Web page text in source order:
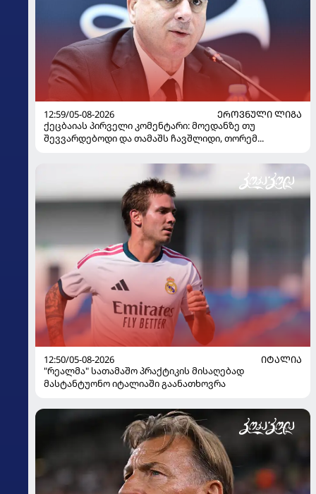
12:59/05-08-2026
ᲔᲠᲝᲕᲜᲣᲚᲘ ᲚᲘᲒᲐ
ქეცბაიას პირველი კომენტარი: მოედანზე თუ
შევვარდებოდი და თამაშს ჩავშლიდი, თორემ...
12:50/05-08-2026
ᲘᲢᲐᲚᲘᲐ
"რეალმა" სათამაშო პრაქტიკის მისაღებად
მასტანტუონო იტალიაში გაანათხოვრა